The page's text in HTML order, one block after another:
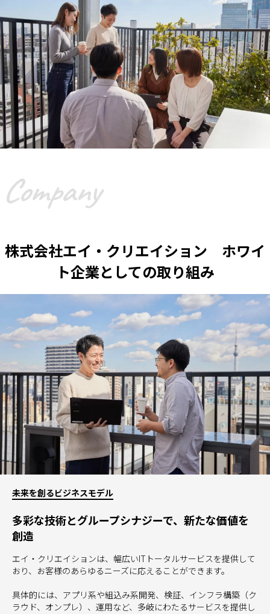
株式会社エイ・クリエイション ホワイ
ト企業としての取り組み
未来を創るビジネスモデル
多彩な技術とグループシナジーで、新たな価値を
創造
エイ・クリエイションは、幅広いITトータルサービスを提供して
おり、お客様のあらゆるニーズに応えることができます。
具体的には、アプリ系や組込み系開発、検証、インフラ構築（ク
ラウド、オンプレ）、運用など、多岐にわたるサービスを提供し